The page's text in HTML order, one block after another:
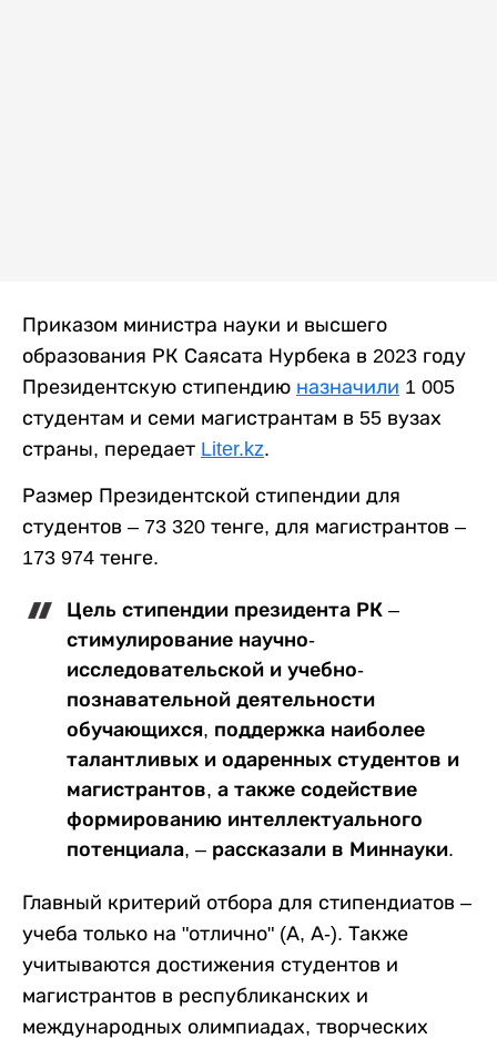
Приказом министра науки и высшего
образования РК Саясата Нурбека в 2023 году
Президентскую стипендию назначили 1 005
студентам и семи магистрантам в 55 вузах
страны, передает Liter.kz.
Размер Президентской стипендии для
студентов – 73 320 тенге, для магистрантов –
173 974 тенге.
Цель стипендии президента РК –
стимулирование научно-
исследовательской и учебно-
познавательной деятельности
обучающихся, поддержка наиболее
талантливых и одаренных студентов и
магистрантов, а также содействие
формированию интеллектуального
потенциала, – рассказали в Миннауки.
Главный критерий отбора для стипендиатов –
учеба только на "отлично" (А, А-). Также
учитываются достижения студентов и
магистрантов в республиканских и
международных олимпиадах, творческих